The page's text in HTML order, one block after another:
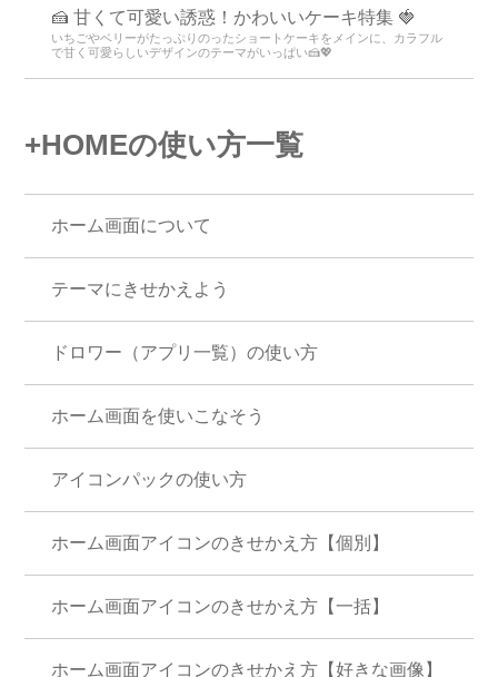
🍰 甘くて可愛い誘惑！かわいいケーキ特集 🍓
いちごやベリーがたっぷりのったショートケーキをメインに、カラフル
で甘く可愛らしいデザインのテーマがいっぱい🍰💖
+HOMEの使い方一覧
ホーム画面について
テーマにきせかえよう
ドロワー（アプリ一覧）の使い方
ホーム画面を使いこなそう
アイコンパックの使い方
ホーム画面アイコンのきせかえ方【個別】
ホーム画面アイコンのきせかえ方【一括】
ホーム画面アイコンのきせかえ方【好きな画像】